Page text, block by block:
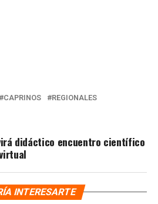
CAPRINOS
REGIONALES
didáctico encuentro científico
INTERESARTE